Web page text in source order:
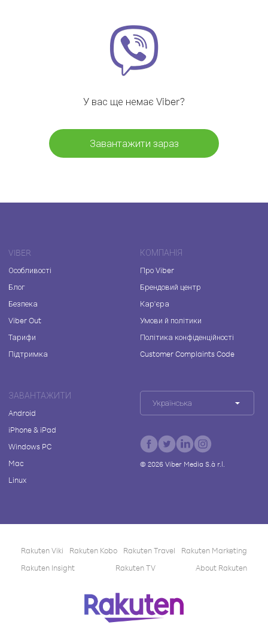
У вас ще немає Viber?
Завантажити зараз
VIBER
Особливості
Блог
Безпека
Viber Out
Тарифи
Підтримка
КОМПАНІЯ
Про Viber
Брендовий центр
Кар'єра
Умови й політики
Політика конфіденційності
Customer Complaints Code
ЗАВАНТАЖИТИ
Android
iPhone & iPad
Windows PC
Mac
Linux
Українська
© 2026Viber Media S.à r.l.
Rakuten Viki Rakuten Kobo Rakuten Travel
Rakuten Marketing
Rakuten Insight
Rakuten TV About Rakuten